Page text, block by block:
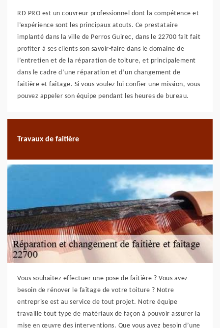
RD PRO est un couvreur professionnel dont la compétence et
l’expérience sont les principaux atouts. Ce prestataire
implanté dans la ville de Perros Guirec, dans le 22700 fait fait
profiter à ses clients son savoir-faire dans le domaine de
l’entretien et de la réparation de toiture, et principalement
dans le cadre d’une réparation et d’un changement de
faitière et faîtage. Si vous voulez lui confier une mission, vous
pouvez appeler son équipe pendant les heures de bureau.
Travaux de faitière
Vous souhaitez effectuer une pose de faitière ? Vous avez
besoin de rénover le faîtage de votre toiture ? Notre
entreprise est au service de tout projet. Notre équipe
travaille tout type de matériaux de façon à pouvoir assurer la
mise en œuvre des interventions. Que vous ayez besoin d’une